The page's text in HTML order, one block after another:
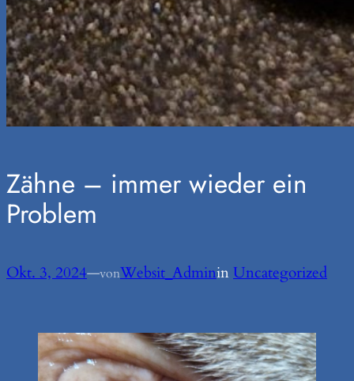
Zähne – immer wieder ein
Problem
Okt. 3, 2024—vonWebsit_AdmininUncategorized